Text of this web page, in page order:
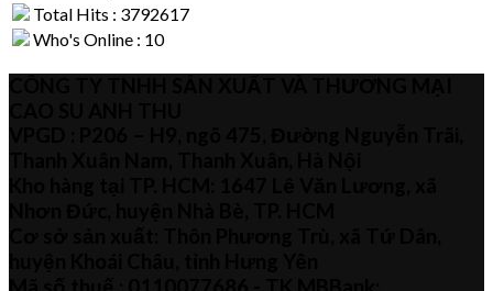
Total Hits : 3792617
Who's Online : 10